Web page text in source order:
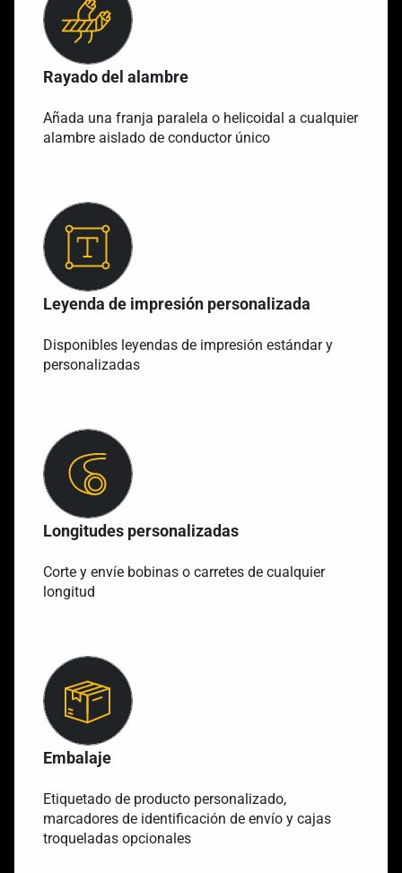
Rayado del alambre
Añada una franja paralela o helicoidal a cualquier
alambre aislado de conductor único
Leyenda de impresión personalizada
Disponibles leyendas de impresión estándar y
personalizadas
Longitudes personalizadas
Corte y envíe bobinas o carretes de cualquier
longitud
Embalaje
Etiquetado de producto personalizado,
marcadores de identificación de envío y cajas
troqueladas opcionales